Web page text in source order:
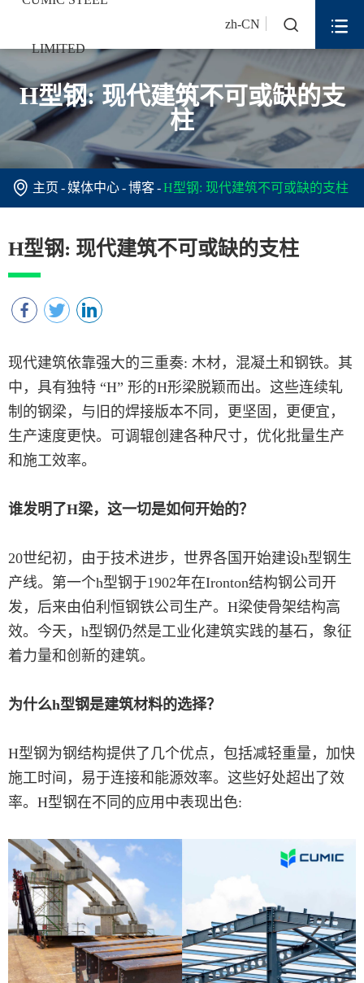
zh-CN  
H型钢: 现代建筑不可或缺的支
柱
 主页 媒体中心 博客 H型钢: 现代建筑不可或缺的支柱
H型钢: 现代建筑不可或缺的支柱
现代建筑依靠强大的三重奏: 木材，混凝土和钢铁。其
中，具有独特 “H” 形的H形梁脱颖而出。这些连续轧
制的钢梁，与旧的焊接版本不同，更坚固，更便宜，
生产速度更快。可调辊创建各种尺寸，优化批量生产
和施工效率。
谁发明了H梁，这一切是如何开始的？
20世纪初，由于技术进步，世界各国开始建设h型钢生
产线。第一个h型钢于1902年在Ironton结构钢公司开
发，后来由伯利恒钢铁公司生产。H梁使骨架结构高
效。今天，h型钢仍然是工业化建筑实践的基石，象征
着力量和创新的建筑。
为什么h型钢是建筑材料的选择？
H型钢为钢结构提供了几个优点，包括减轻重量，加快
施工时间，易于连接和能源效率。这些好处超出了效
率。H型钢在不同的应用中表现出色: